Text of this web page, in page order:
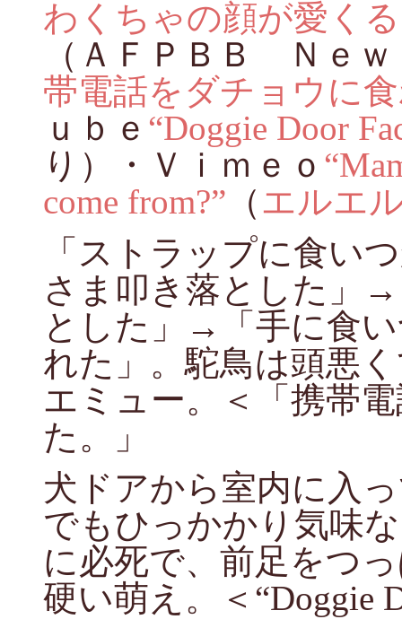
わくちゃの顔が愛く
（ＡＦＰＢＢ Ｎｅ
帯電話をダチョウに
ｕｂｅ “Doggie Door
り）・Ｖｉｍｅｏ
come from?” （ エルエ
「ストラップに食い
さま叩き落とした」
とした」→「手に食
れた」。駝鳥は頭悪
エミュー。＜「携帯
た。」
犬ドアから室内に入
でもひっかかり気味
に必死で、前足をつ
硬い萌え。＜“Doggie